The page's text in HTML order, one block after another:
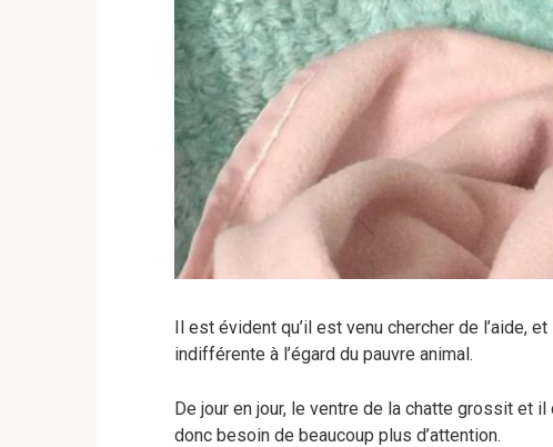
Il est évident qu’il est venu chercher de l’aide,
indifférente à l’égard du pauvre animal.
De jour en jour, le ventre de la chatte grossit et
donc besoin de beaucoup plus d’attention.